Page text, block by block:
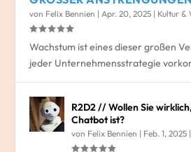
von Felix Bennien | Apr. 20, 2025 | Kultur &
Wachstum ist eines dieser großen
jeder Unternehmensstrategie
R2D2 // Wollen Sie
Chatbot ist?
von Felix Bennien | Feb. 1, 2025 |